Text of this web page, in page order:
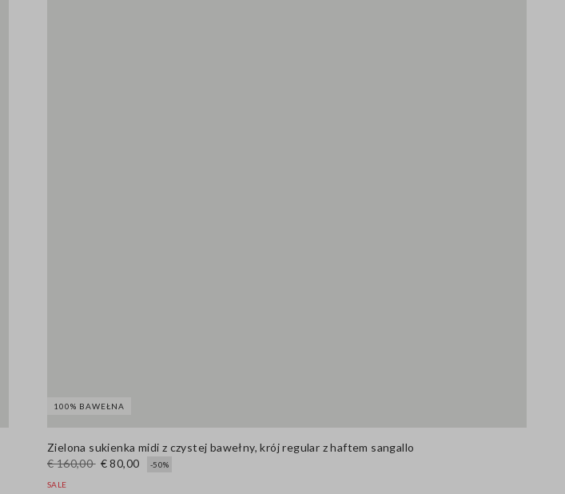
100% BAWEŁNA
Zielona sukienka midi z czystej bawełny, krój regular z haftem sangallo
€ 160,00 € 80,00 -50%
SALE